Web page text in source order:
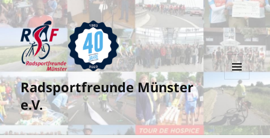
Radsportfreunde Münster
e.V.
MENÜ
UND
WIDGETS